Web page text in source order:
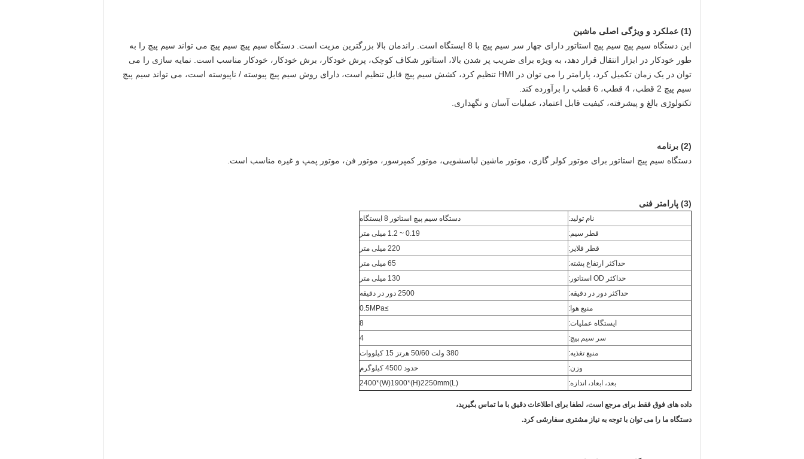
(1) عملکرد و ویژگی اصلی ماشین
این دستگاه سیم پیچ سیم پیچ استاتور دارای چهار سر سیم پیچ با 8 ایستگاه است. راندمان بالا بزرگترین مزیت است. دستگاه سیم پیچ سیم پیچ می تواند سیم پیچ را به
طور خودکار در ابزار انتقال قرار دهد، به ویژه برای ضریب پر شدن بالا، استاتور شکاف کوچک، پرش خودکار، برش خودکار، خودکار مناسب است. نمایه سازی را می
توان در یک زمان تکمیل کرد، پارامتر را می توان در HMI تنظیم کرد، کشش سیم پیچ قابل تنظیم است، دارای روش سیم پیچ پیوسته / ناپیوسته است، می تواند سیم پیچ
سیم پیچ 2 قطب، 4 قطب، 6 قطب را برآورده کند.
تکنولوژی بالغ و پیشرفته، کیفیت قابل اعتماد، عملیات آسان و نگهداری.
(2) برنامه
دستگاه سیم پیچ استاتور برای موتور کولر گازی، موتور ماشین لباسشویی، موتور کمپرسور، موتور فن، موتور پمپ و غیره مناسب است.
(3) پارامتر فنی
نام تولید:
دستگاه سیم پیچ استاتور 8 ایستگاه
قطر سیم:
0.19 ~ 1.2 میلی متر
قطر فلایر:
220 میلی متر
حداکثر ارتفاع پشته:
65 میلی متر
حداکثر OD استاتور:
130 میلی متر
حداکثر دور در دقیقه:
2500 دور در دقیقه
منبع هوا:
≥0.5MPa
ایستگاه عملیات:
8
سر سیم پیچ:
4
منبع تغذیه:
380 ولت 50/60 هرتز 15 کیلووات
وزن:
حدود 4500 کیلوگرم
بعد، ابعاد، اندازه:
(L)2400*(W)1900*(H)2250mm
داده های فوق فقط برای مرجع است، لطفا برای اطلاعات دقیق با ما تماس بگیرید،
دستگاه ما را می توان با توجه به نیاز مشتری سفارشی کرد.